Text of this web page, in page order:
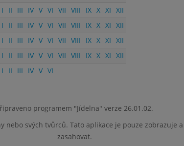
I II III IV V VI VII VIII IX X XI XII
I II III IV V VI VII VIII IX X XI XII
I II III IV V VI VII VIII IX X XI XII
I II III IV V VI VII VIII IX X XI XII
I II III IV V VI
programem "Jídelna" verze 26.01.02.
svých tvůrců. Tato aplikace je pouze zobrazuje
zasahovat.